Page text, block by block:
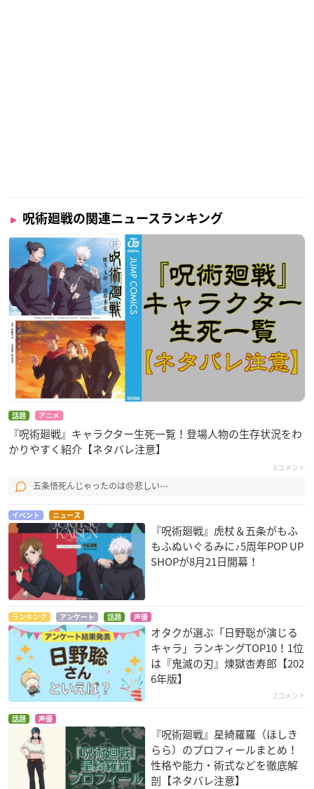
呪術廻戦の関連ニュースランキング
話題 アニメ
『呪術廻戦』キャラクター生死一覧！登場人物の生存状況をわ
かりやすく紹介【ネタバレ注意】
6コメント
五条悟死んじゃったのは😞悲しい⋯
イベント ニュース
『呪術廻戦』虎杖＆五条がもふ
もふぬいぐるみに♪5周年POP UP
SHOPが8月21日開幕！
ランキング アンケート 話題 声優
オタクが選ぶ「日野聡が演じる
キャラ」ランキングTOP10！1位
は『鬼滅の刃』煉󠄁獄杏寿郎【202
6年版】
2コメント
話題 声優
『呪術廻戦』星綺羅羅（ほしき
らら）のプロフィールまとめ！
性格や能力・術式などを徹底解
剖【ネタバレ注意】